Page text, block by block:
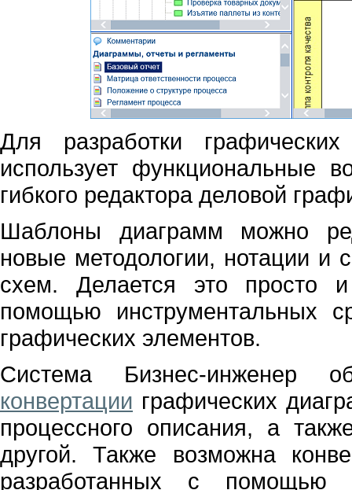
Для разработки
использует функциональные
гибкого редактора деловой
Шаблоны диаграмм можно
новые методологии, нотации и
схем. Делается это просто
помощью инструментальных
графических элементов.
Система Бизнес-инженер
конвертации графических
процессного описания, а
другой. Также возможна
разработанных с помощью